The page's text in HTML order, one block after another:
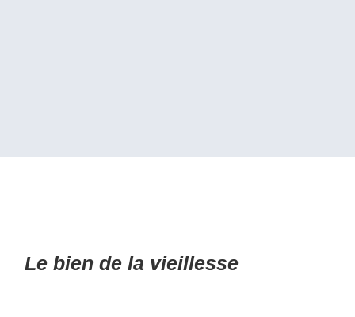
Le bien de la vieillesse